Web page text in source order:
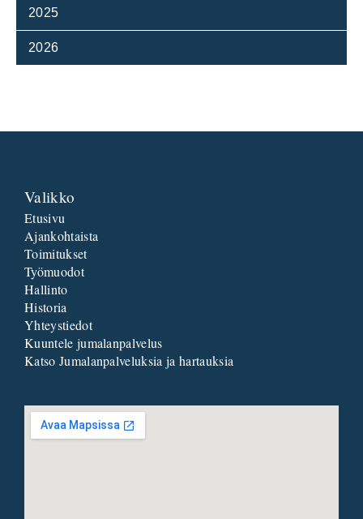
2025
2026
Valikko
Etusivu
Ajankohtaista
Toimitukset
Työmuodot
Hallinto
Historia
Yhteystiedot
Kuuntele jumalanpalvelus
Katso Jumalanpalveluksia ja hartauksia